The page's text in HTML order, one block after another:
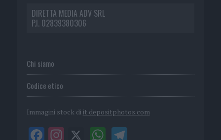
DIRETTA MEDIA ADV SRL
P.I. 02839380306
Chi siamo
Codice etico
Immagini stock di it.depositphotos.com